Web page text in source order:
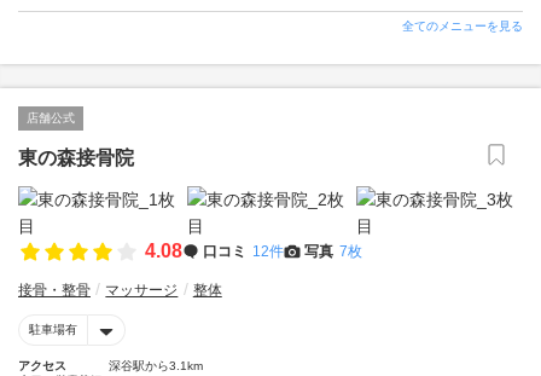
全てのメニューを見る
店舗公式
東の森接骨院
4.08 口コミ 12件 写真 7枚
接骨・整骨 マッサージ 整体
駐車場有
アクセス
深谷駅から3.1km